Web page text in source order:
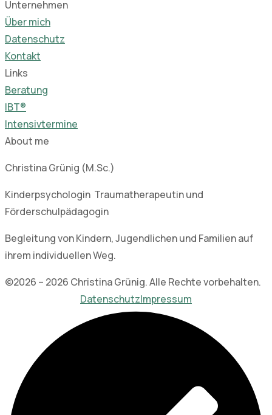
Unternehmen
Über mich
Datenschutz
Kontakt
Links
Beratung
IBT®
Intensivtermine
About me
Christina Grünig (M.Sc.)
Kinderpsychologin Traumatherapeutin und
Förderschulpädagogin
Begleitung von Kindern, Jugendlichen und Familien auf
ihrem individuellen Weg.
©2026 – 2026 Christina Grünig. Alle Rechte vorbehalten.
DatenschutzImpressum